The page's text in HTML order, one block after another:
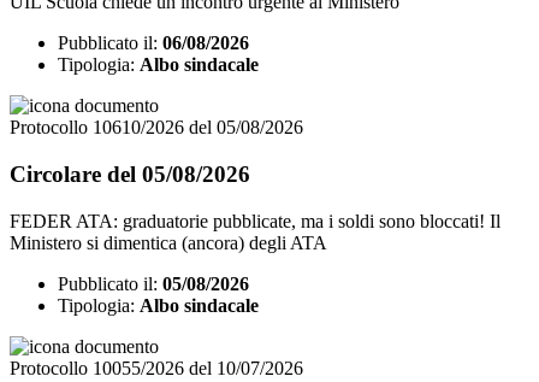
Pubblicato il: 06/08/2026
Tipologia: Albo sindacale
Protocollo 10610/2026 del 05/08/2026
Circolare del 05/08/2026
FEDER ATA: graduatorie pubblicate, ma i soldi sono bloccati! Il
Ministero si dimentica (ancora) degli ATA
Pubblicato il: 05/08/2026
Tipologia: Albo sindacale
Protocollo 10055/2026 del 10/07/2026